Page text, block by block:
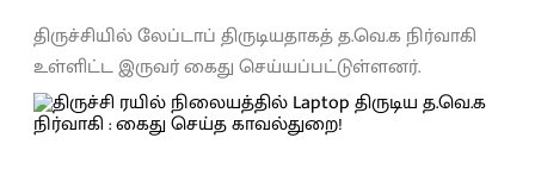
திருச்சியில் லேப்டாப் திருடியதாகத் த.வெ.க நிர்வாகி
உள்ளிட்ட இருவர் கைது செய்யப்பட்டுள்ளனர்.